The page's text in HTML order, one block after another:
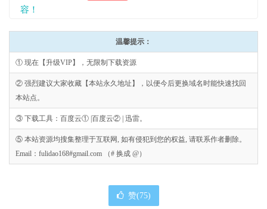
容！
温馨提示：
① 现在【升级VIP】，无限制下载资源
② 强烈建议大家收藏【本站永久地址】，以便今后更换域名时能快速找回
本站点。
③ 下载工具：百度云① |百度云② | 迅雷。
⑤ 本站资源均搜集整理于互联网, 如有侵犯到您的权益, 请联系作者删除。
Email：fulidao168#gmail.com （# 换成 @）
赞(75)